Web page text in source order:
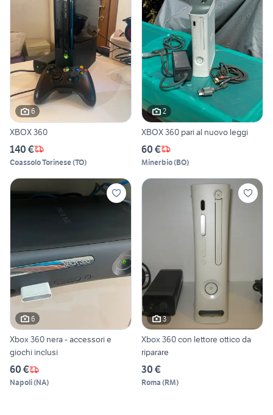
6
XBOX 360
140 €
Coassolo Torinese(TO)
2
XBOX 360 pari al nuovo leggi
60 €
Minerbio(BO)
6
Xbox 360 nera - accessori e
giochi inclusi
60 €
Napoli(NA)
3
Xbox 360 con lettore ottico da
riparare
30 €
Roma (RM)